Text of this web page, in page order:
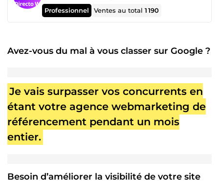
Professionnel Ventes au total1 190
Avez-vous du mal à vous classer sur Google ?
Je vais surpasser vos concurrents en
étant votre agence webmarketing de
référencement pendant un mois
entier.
Besoin d’améliorer la visibilité de votre site